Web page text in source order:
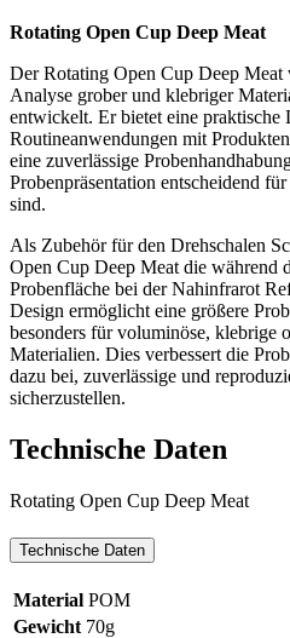
Rotating Open Cup Deep Meat
Der Rotating Open Cup Deep Meat
Analyse grober und klebriger
entwickelt. Er bietet eine praktische
Routineanwendungen mit
eine zuverlässige
Probenpräsentation entscheidend
sind.
Als Zubehör für den Drehschalen
Open Cup Deep Meat die während
Probenfläche bei der Nahinfrarot
Design ermöglicht eine größere
besonders für voluminöse, klebrige
Materialien. Dies verbessert die
dazu bei, zuverlässige und
sicherzustellen.
Technische Daten
Rotating Open Cup Deep Meat
Technische Daten
Material POM
Gewicht 70g